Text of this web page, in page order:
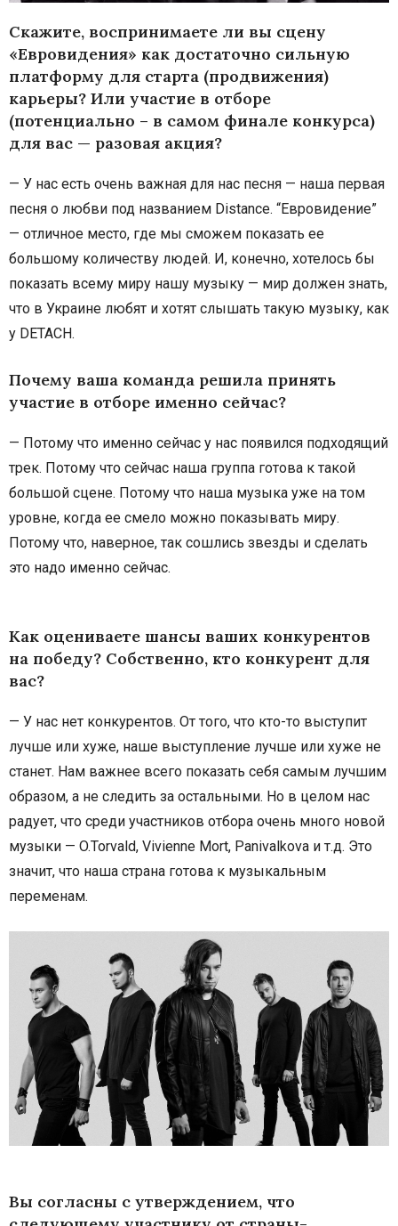
Скажите, воспринимаете ли вы сцену
«Евровидения» как достаточно сильную
платформу для старта (продвижения)
карьеры? Или участие в отборе
(потенциально – в самом финале конкурса)
для вас — разовая акция?
— У нас есть очень важная для нас песня — наша первая
песня о любви под названием Distance. “Евровидение”
— отличное место, где мы сможем показать ее
большому количеству людей. И, конечно, хотелось бы
показать всему миру нашу музыку — мир должен знать,
что в Украине любят и хотят слышать такую музыку, как
у DETACH.
Почему ваша команда решила принять
участие в отборе именно сейчас?
— Потому что именно сейчас у нас появился подходящий
трек. Потому что сейчас наша группа готова к такой
большой сцене. Потому что наша музыка уже на том
уровне, когда ее смело можно показывать миру.
Потому что, наверное, так сошлись звезды и сделать
это надо именно сейчас.
Как оцениваете шансы ваших конкурентов
на победу? Собственно, кто конкурент для
вас?
— У нас нет конкурентов. От того, что кто-то выступит
лучше или хуже, наше выступление лучше или хуже не
станет. Нам важнее всего показать себя самым лучшим
образом, а не следить за остальными. Но в целом нас
радует, что среди участников отбора очень много новой
музыки — O.Torvald, Vivienne Mort, Panivalkova и т.д. Это
значит, что наша страна готова к музыкальным
переменам.
Вы согласны с утверждением, что